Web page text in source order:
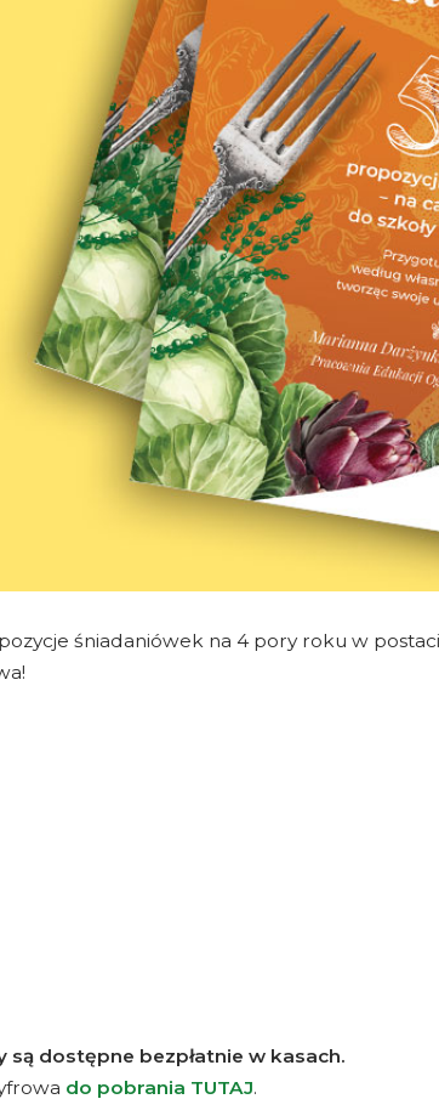
śniadaniówek na 4 pory roku w
są dostępne bezpłatnie w kasach.
do pobrania TUTAJ.